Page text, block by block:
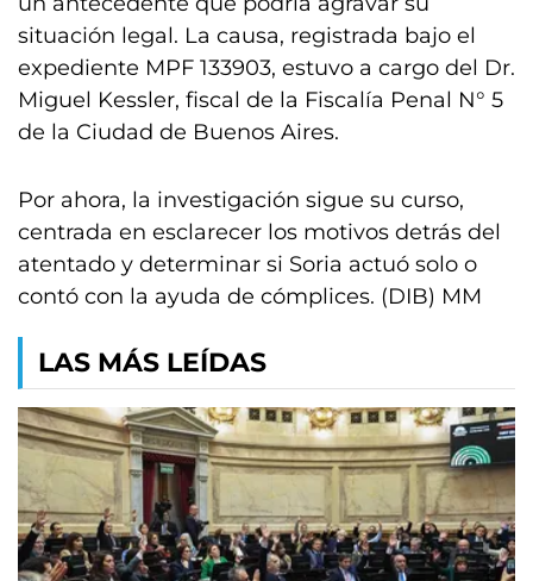
situación legal. La causa, registrada bajo el
expediente MPF 133903, estuvo a cargo del Dr.
Miguel Kessler, fiscal de la Fiscalía Penal N° 5
de la Ciudad de Buenos Aires.
Por ahora, la investigación sigue su curso,
centrada en esclarecer los motivos detrás del
atentado y determinar si Soria actuó solo o
contó con la ayuda de cómplices. (DIB) MM
LAS MÁS LEÍDAS